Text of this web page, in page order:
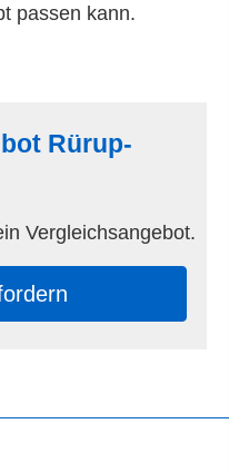
passen kann.
Rürup-
Vergleichsangebot.